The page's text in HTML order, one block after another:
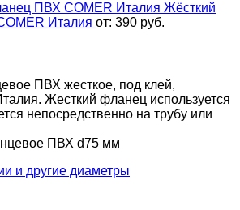
Жёсткий
Италия от: 390 руб.
ПВХ жесткое, под клей,
Жесткий фланец используется
непосредственно на трубу или
и другие диаметры